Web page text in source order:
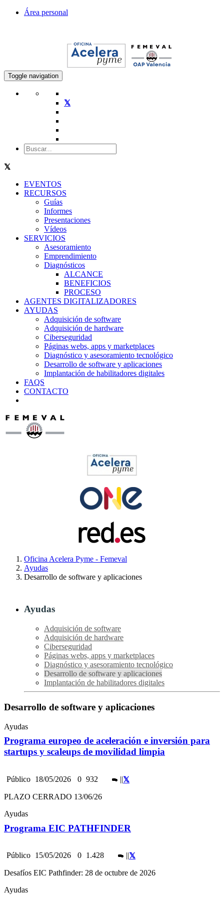
Área personal
Toggle navigation
EVENTOS
RECURSOS
Guías
Informes
Presentaciones
Vídeos
SERVICIOS
Asesoramiento
Emprendimiento
Diagnósticos
ALCANCE
BENEFICIOS
PROCESO
AGENTES DIGITALIZADORES
AYUDAS
Adquisición de software
Adquisición de hardware
Ciberseguridad
Páginas webs, apps y marketplaces
Diagnóstico y asesoramiento tecnológico
Desarrollo de software y aplicaciones
Implantación de habilitadores digitales
FAQS
CONTACTO
Oficina Acelera Pyme - Femeval
Ayudas
Desarrollo de software y aplicaciones
Ayudas
Adquisición de software
Adquisición de hardware
Ciberseguridad
Páginas webs, apps y marketplaces
Diagnóstico y asesoramiento tecnológico
Desarrollo de software y aplicaciones
Implantación de habilitadores digitales
Desarrollo de software y aplicaciones
Ayudas
Programa europeo de aceleración e inversión para
startups y scaleups de movilidad limpia
Público 18/05/2026 0 932 ||
PLAZO CERRADO 13/06/26
Ayudas
Programa EIC PATHFINDER
Público 15/05/2026 0 1.428 ||
Desafíos EIC Pathfinder: 28 de octubre de 2026
Ayudas